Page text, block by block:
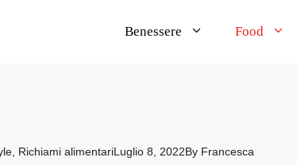
Benessere Food
, Richiami alimentariLuglio 8, 2022By Francesca